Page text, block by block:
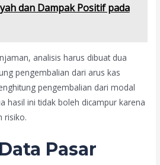
dan Dampak Positif pada
analisis harus dibuat dua
pengembalian dari arus kas
pengembalian dari modal
hasil ini tidak boleh dicampur karena
risiko.
Pasar